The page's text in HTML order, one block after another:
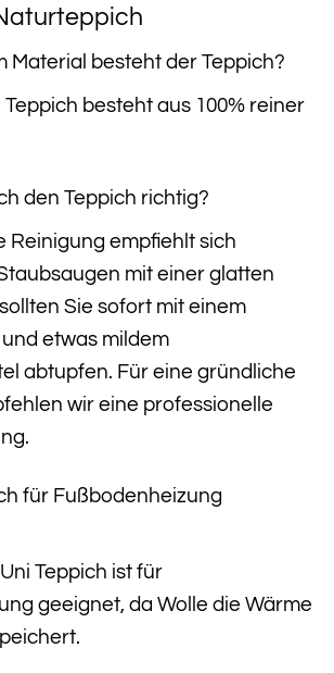
Material besteht der Teppich?
Teppich besteht aus 100% reiner
den Teppich richtig?
Reinigung empfiehlt sich
mit einer glatten
Sie sofort mit einem
etwas mildem
abtupfen. Für eine gründliche
wir eine professionelle
für Fußbodenheizung
Teppich ist für
geeignet, da Wolle die Wärme